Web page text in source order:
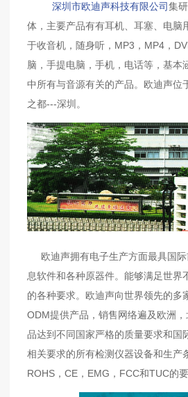
深圳市欧迪声科技有限公司集
体，主要产品有有耳机、耳塞、电脑
于收音机，随身听，MP3，MP4，
脑，手提电脑，手机，电话等，基本
中所有与音源有关的产品。欧迪声位
之都---深圳。
欧迪声拥有电子生产方面最具国
息软件和各种原器件。能够满足世界
的各种要求。欧迪声向世界领先的多
ODM提供产品，销售网络遍及欧洲
品达到不同国家严格的质量要求和国
相关要求的所有检测仪器设备和生产
ROHS，CE，EMG，FCC和TUC的要